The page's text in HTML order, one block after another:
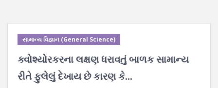
સામાન્ય વિજ્ઞાન (General Science)
ક્વોશ્યોરકરના લક્ષણ ધરાવતું બાળક સામાન્ય
રીતે ફુલેલું દેખાય છે કારણ કે...